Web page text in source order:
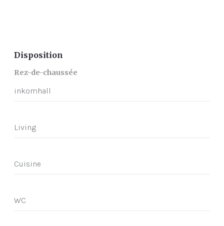
Disposition
Rez-de-chaussée
inkomhall
Living
Cuisine
WC